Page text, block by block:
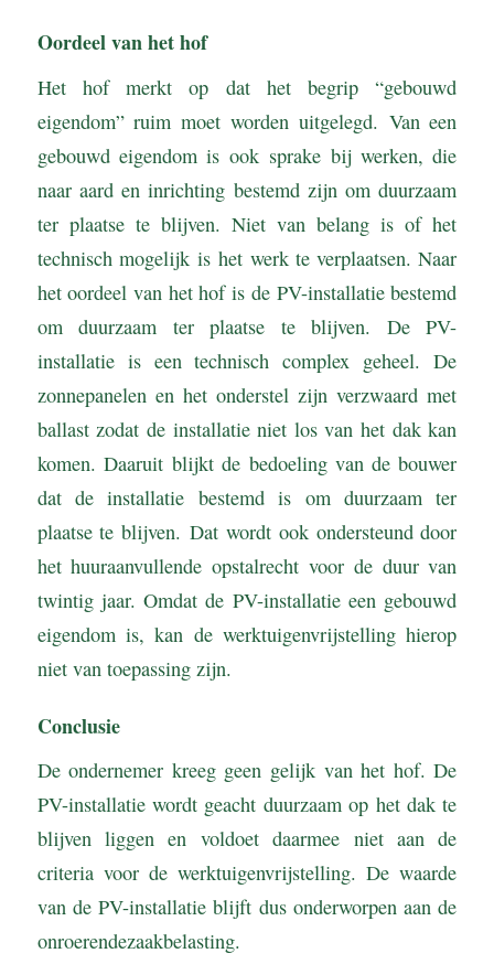
Oordeel van het hof
Het hof merkt op dat het begrip “gebouwd
eigendom” ruim moet worden uitgelegd. Van een
gebouwd eigendom is ook sprake bij werken, die
naar aard en inrichting bestemd zijn om duurzaam
ter plaatse te blijven. Niet van belang is of het
technisch mogelijk is het werk te verplaatsen. Naar
het oordeel van het hof is de PV-installatie bestemd
om duurzaam ter plaatse te blijven. De PV-
installatie is een technisch complex geheel. De
zonnepanelen en het onderstel zijn verzwaard met
ballast zodat de installatie niet los van het dak kan
komen. Daaruit blijkt de bedoeling van de bouwer
dat de installatie bestemd is om duurzaam ter
plaatse te blijven. Dat wordt ook ondersteund door
het huuraanvullende opstalrecht voor de duur van
twintig jaar. Omdat de PV-installatie een gebouwd
eigendom is, kan de werktuigenvrijstelling hierop
niet van toepassing zijn.
Conclusie
De ondernemer kreeg geen gelijk van het hof. De
PV-installatie wordt geacht duurzaam op het dak te
blijven liggen en voldoet daarmee niet aan de
criteria voor de werktuigenvrijstelling. De waarde
van de PV-installatie blijft dus onderworpen aan de
onroerendezaakbelasting.